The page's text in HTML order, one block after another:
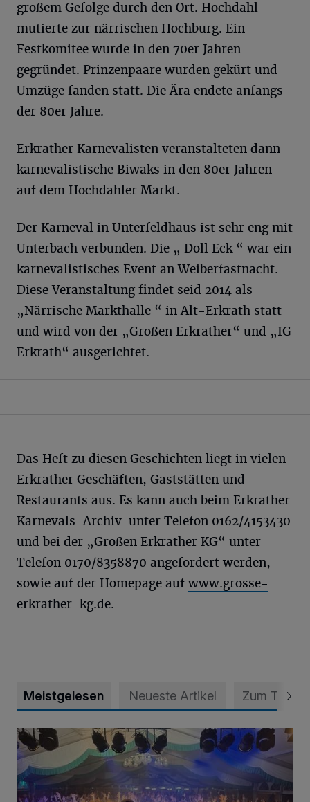
großem Gefolge durch den Ort. Hochdahl
mutierte zur närrischen Hochburg. Ein
Festkomitee wurde in den 70er Jahren
gegründet. Prinzenpaare wurden gekürt und
Umzüge fanden statt. Die Ära endete anfangs
der 80er Jahre.
Erkrather Karnevalisten veranstalteten dann
karnevalistische Biwaks in den 80er Jahren
auf dem Hochdahler Markt.
Der Karneval in Unterfeldhaus ist sehr eng mit
Unterbach verbunden. Die „ Doll Eck “ war ein
karnevalistisches Event an Weiberfastnacht.
Diese Veranstaltung findet seid 2014 als
„Närrische Markthalle “ in Alt-Erkrath statt
und wird von der „Großen Erkrather“ und „IG
Erkrath“ ausgerichtet.
Das Heft zu diesen Geschichten liegt in vielen
Erkrather Geschäften, Gaststätten und
Restaurants aus. Es kann auch beim Erkrather
Karnevals-Archiv unter Telefon 0162/4153430
und bei der „Großen Erkrather KG“ unter
Telefon 0170/8358870 angefordert werden,
sowie auf der Homepage auf www.grosse-
erkrather-kg.de.
Meistgelesen Neueste Artikel Zum Thema
Viele Bilder: Toller Auftakt des Unterbacher